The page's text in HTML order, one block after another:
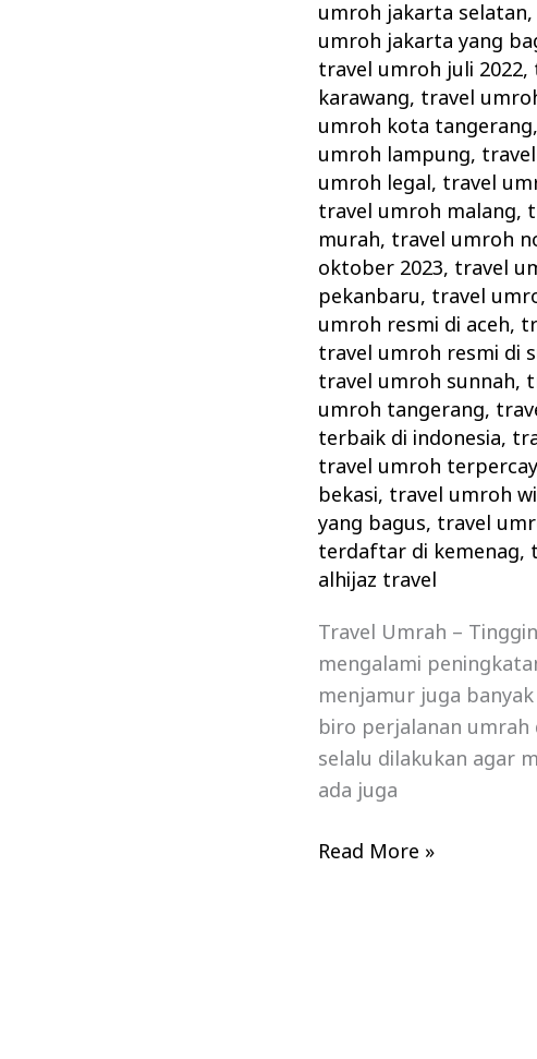
umroh jakarta selatan,
umroh jakarta yang
travel umroh juli 2022,
karawang, travel
umroh kota tangerang,
umroh lampung,
umroh legal, travel
travel umroh malang,
murah, travel umroh
oktober 2023, travel
pekanbaru, travel
umroh resmi di aceh,
travel umroh resmi di
travel umroh sunnah,
umroh tangerang,
terbaik di indonesia,
travel umroh
bekasi, travel umroh
yang bagus, travel
terdaftar di kemenag,
alhijaz travel
Travel Umrah –
mengalami
menjamur juga
biro perjalanan
selalu dilakukan agar
ada juga
Read More »